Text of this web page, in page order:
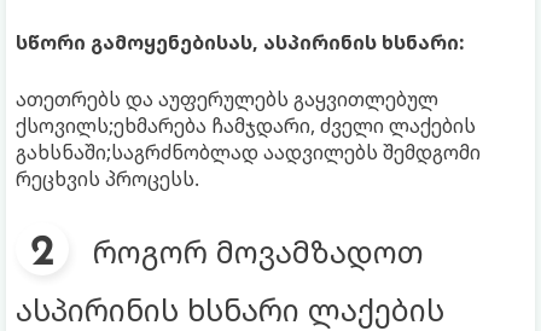
სწორი გამოყენებისას, ასპირინის ხსნარი:
ათეთრებს და აუფერულებს გაყვითლებულ
ქსოვილს;ეხმარება ჩამჯდარი, ძველი ლაქების
გახსნაში;საგრძნობლად აადვილებს შემდგომი
რეცხვის პროცესს.
როგორ მოვამზადოთ
ასპირინის ხსნარი ლაქების